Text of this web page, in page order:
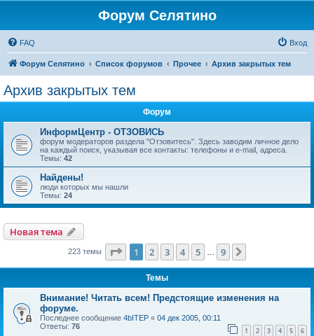
Форум Селятино
FAQ Вход
Форум Селятино Список форумов Прочее Архив закрытых тем
Архив закрытых тем
Форум
ИнформЦентр - ОТЗОВИСЬ
форум модераторов раздела "Отзовитесь". Здесь заводим личное дело
на каждый поиск, указывая все контакты: телефоны и e-mail, адреса.
Темы: 42
Найдены!
люди которых мы нашли
Темы: 24
Новая тема
223 темы Страница из
1 2 3 4 5 9
Темы
Внимание! Читать всем! Предстоящие изменения на
форуме.
Последнее сообщение 4bITEP « 04 дек 2005, 00:11
Ответы: 76 1 2 3 4 5 6